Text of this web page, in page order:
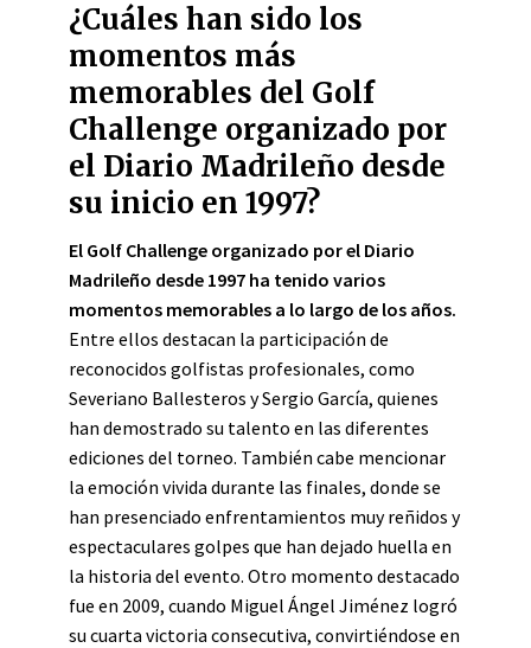
¿Cuáles han sido los
momentos más
memorables del Golf
Challenge organizado por
el Diario Madrileño desde
su inicio en 1997?
El Golf Challenge organizado por el Diario
Madrileño desde 1997 ha tenido varios
momentos memorables a lo largo de los años.
Entre ellos destacan la participación de
reconocidos golfistas profesionales, como
Severiano Ballesteros y Sergio García, quienes
han demostrado su talento en las diferentes
ediciones del torneo. También cabe mencionar
la emoción vivida durante las finales, donde se
han presenciado enfrentamientos muy reñidos y
espectaculares golpes que han dejado huella en
la historia del evento. Otro momento destacado
fue en 2009, cuando Miguel Ángel Jiménez logró
su cuarta victoria consecutiva, convirtiéndose en